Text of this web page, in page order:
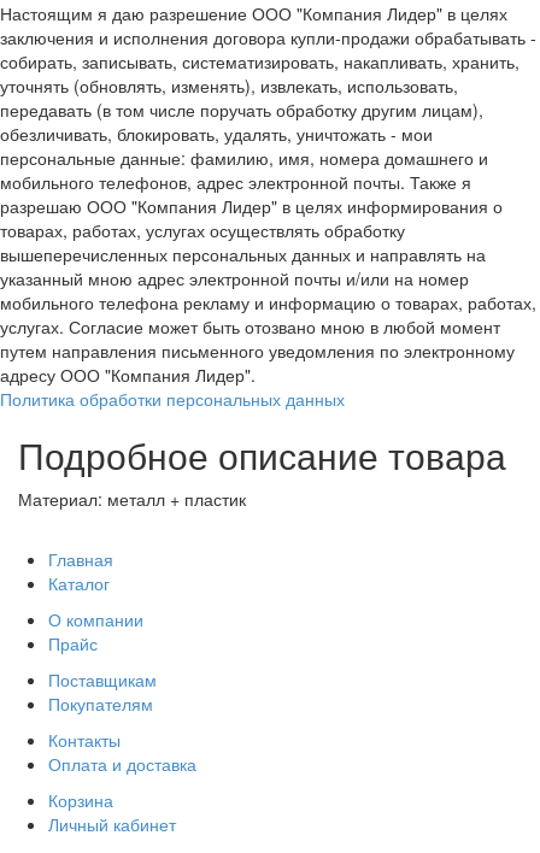
Настоящим я даю разрешение ООО "Компания Лидер" в целях
заключения и исполнения договора купли-продажи обрабатывать -
собирать, записывать, систематизировать, накапливать, хранить,
уточнять (обновлять, изменять), извлекать, использовать,
передавать (в том числе поручать обработку другим лицам),
обезличивать, блокировать, удалять, уничтожать - мои
персональные данные: фамилию, имя, номера домашнего и
мобильного телефонов, адрес электронной почты. Также я
разрешаю ООО "Компания Лидер" в целях информирования о
товарах, работах, услугах осуществлять обработку
вышеперечисленных персональных данных и направлять на
указанный мною адрес электронной почты и/или на номер
мобильного телефона рекламу и информацию о товарах, работах,
услугах. Согласие может быть отозвано мною в любой момент
путем направления письменного уведомления по электронному
адресу ООО "Компания Лидер".
Политика обработки персональных данных
Подробное описание товара
Материал: металл + пластик
Главная
Каталог
О компании
Прайс
Поставщикам
Покупателям
Контакты
Оплата и доставка
Корзина
Личный кабинет